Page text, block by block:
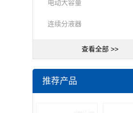
电动大容量
连续分液器
查看全部 >>
推荐产品